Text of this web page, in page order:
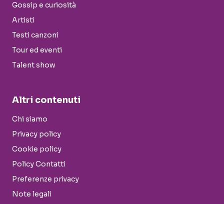
Gossip e curiosità
Artisti
Testi canzoni
Tour ed eventi
Talent show
Altri contenuti
Chi siamo
Privacy policy
Cookie policy
Policy Contatti
Preferenze privacy
Note legali